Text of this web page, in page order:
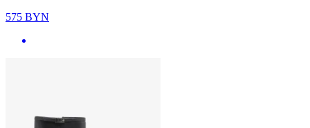
575 BYN